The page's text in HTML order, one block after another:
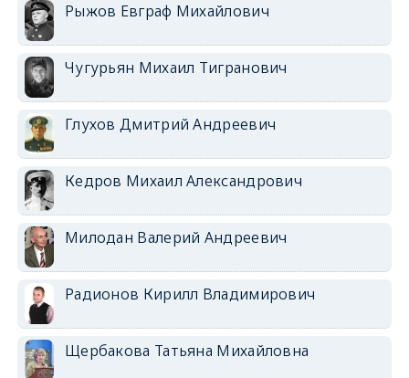
Рыжов Евграф Михайлович
Чугурьян Михаил Тигранович
Глухов Дмитрий Андреевич
Кедров Михаил Александрович
Милодан Валерий Андреевич
Радионов Кирилл Владимирович
Щербакова Татьяна Михайловна